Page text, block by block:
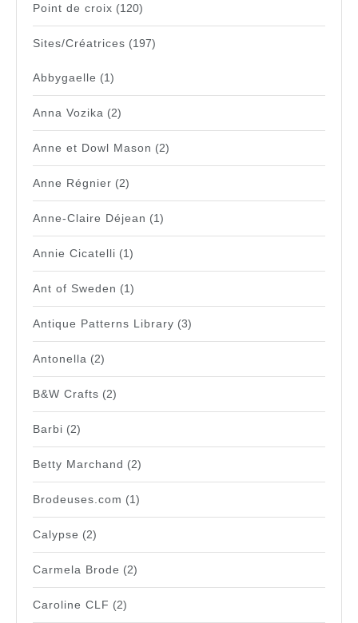
Point de croix (120)
Sites/Créatrices (197)
Abbygaelle (1)
Anna Vozika (2)
Anne et Dowl Mason (2)
Anne Régnier (2)
Anne-Claire Déjean (1)
Annie Cicatelli (1)
Ant of Sweden (1)
Antique Patterns Library (3)
Antonella (2)
B&W Crafts (2)
Barbi (2)
Betty Marchand (2)
Brodeuses.com (1)
Calypse (2)
Carmela Brode (2)
Caroline CLF (2)